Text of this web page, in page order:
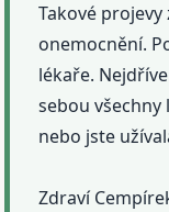
Takové
onemocnění.
lékaře.
sebou
nebo jste
Zdraví